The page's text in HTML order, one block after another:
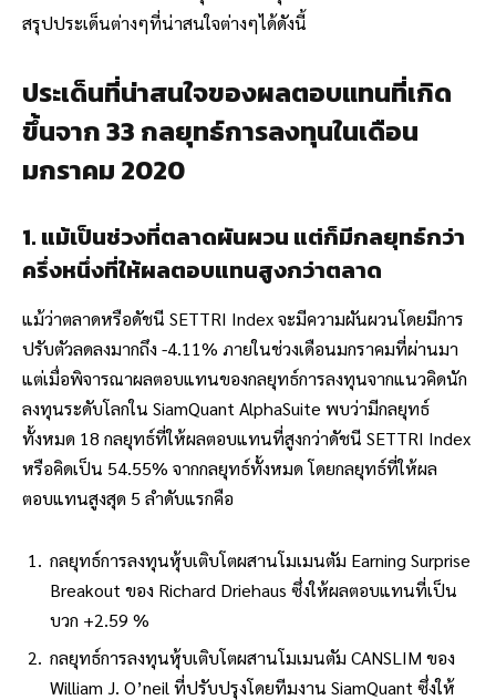
สรุปประเด็นต่างๆที่น่าสนใจต่างๆได้ดังนี้
ประเด็นที่น่าสนใจของผลตอบแทนที่เกิด
ขึ้นจาก 33 กลยุทธ์การลงทุนในเดือน
มกราคม 2020
1. แม้เป็นช่วงที่ตลาดผันผวน แต่ก็มีกลยุทธ์กว่า
ครึ่งหนึ่งที่ให้ผลตอบแทนสูงกว่าตลาด
แม้ว่าตลาดหรือดัชนี SETTRI Index จะมีความผันผวนโดยมีการ
ปรับตัวลดลงมากถึง -4.11% ภายในช่วงเดือนมกราคมที่ผ่านมา
แต่เมื่อพิจารณาผลตอบแทนของกลยุทธ์การลงทุนจากแนวคิดนัก
ลงทุนระดับโลกใน SiamQuant AlphaSuite พบว่ามีกลยุทธ์
ทั้งหมด 18 กลยุทธ์ที่ให้ผลตอบแทนที่สูงกว่าดัชนี SETTRI Index
หรือคิดเป็น 54.55% จากกลยุทธ์ทั้งหมด โดยกลยุทธ์ที่ให้ผล
ตอบแทนสูงสุด 5 ลำดับแรกคือ
กลยุทธ์การลงทุนหุ้บเติบโตผสานโมเมนตัม Earning Surprise
Breakout ของ Richard Driehaus ซึ่งให้ผลตอบแทนที่เป็น
บวก +2.59 %
กลยุทธ์การลงทุนหุ้บเติบโตผสานโมเมนตัม CANSLIM ของ
William J. O’neil ที่ปรับปรุงโดยทีมงาน SiamQuant ซึ่งให้